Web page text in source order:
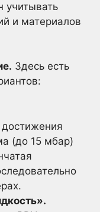
учитывать
и материалов
Здесь есть
(до 15 мбар)